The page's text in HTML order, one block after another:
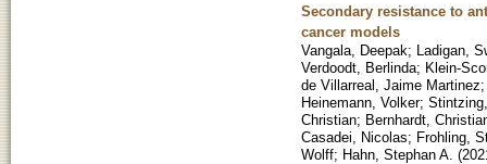
Secondary resistance to
cancer models
Vangala, Deepak; Ladigan,
Verdoodt, Berlinda; Klein-
de Villarreal, Jaime Martinez
Heinemann, Volker;
Christian; Bernhardt,
Casadei, Nicolas; Frohling,
Wolff; Hahn, Stephan A. (